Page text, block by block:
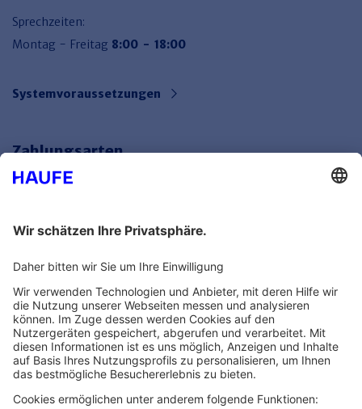
Sprechzeiten:
Montag - Freitag 8:00 - 18:00
Systemvoraussetzungen
Zahlungsarten